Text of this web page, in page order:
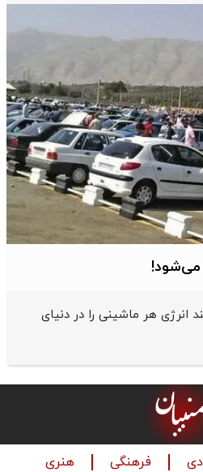
هر ماشینی را در دنیای
فرهنگی هنری